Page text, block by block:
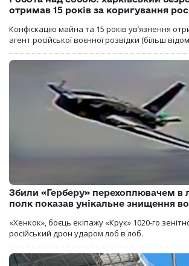
отримав 15 років за коригування
Конфіскацію майна та 15 років увʼязнення
агент російської воєнної розвідки (більш
Збили «Герберу» перехоплювачем в
полк показав унікальне знищення
«Хенкок», боєць екіпажу «Крук» 1020-го
російський дрон ударом лоб в лоб.